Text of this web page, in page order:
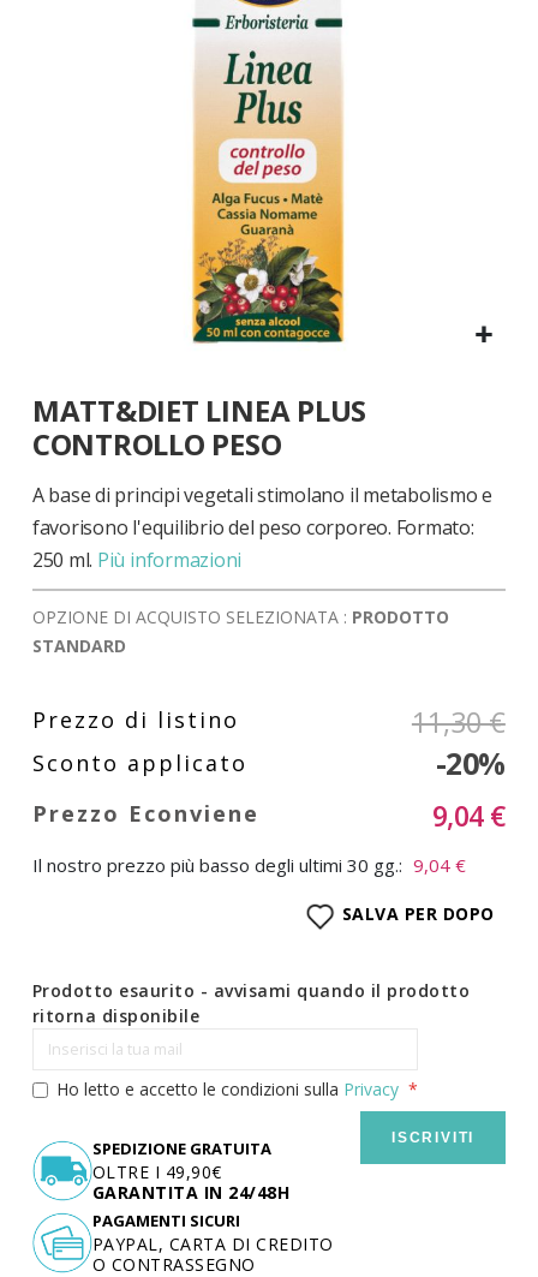
all'inizio
della
galleria
di
immagini
MATT&DIET LINEA PLUS
CONTROLLO PESO
A base di principi vegetali stimolano il metabolismo e
favorisono l'equilibrio del peso corporeo. Formato:
250 ml. Più informazioni
OPZIONE DI ACQUISTO SELEZIONATA : PRODOTTO
STANDARD
11,30 €
-20%
9,04 €
Il nostro prezzo più basso degli ultimi 30 gg.: 9,04 €
SALVA PER DOPO
Prodotto esaurito - avvisami quando il prodotto
ritorna disponibile
Ho letto e accetto le condizioni sulla Privacy
ISCRIVITI
SPEDIZIONE GRATUITA
OLTRE I 49,90€
GARANTITA IN 24/48H
PAGAMENTI SICURI
PAYPAL, CARTA DI CREDITO
O CONTRASSEGNO